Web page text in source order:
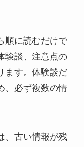
順に読むだけで
験談、注意点の
ます。体験談だ
、必ず複数の情
、古い情報が残